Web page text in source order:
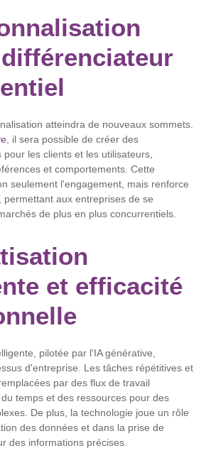
atteindra de nouveaux sommets.
, il sera possible de créer des
les clients et les utilisateurs,
et comportements. Cette
seulement l'engagement, mais renforce
permettant aux entreprises de se
de plus en plus concurrentiels.
et efficacité
pilotée par l'IA générative,
d'entreprise. Les tâches répétitives et
par des flux de travail
temps et des ressources pour des
De plus, la technologie joue un rôle
des données et dans la prise de
des informations précises.